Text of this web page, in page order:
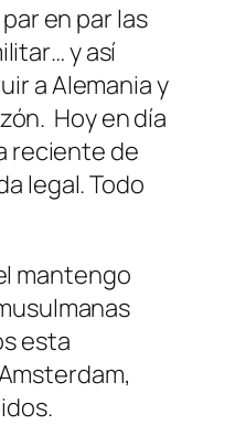
en par las
y así
a Alemania y
Hoy en día
reciente de
legal. Todo
mantengo
esta